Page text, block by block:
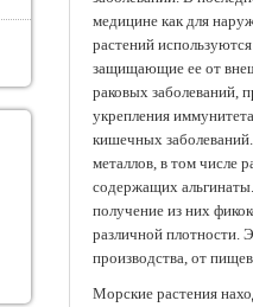
медицине как для
растений
защищающие ее от
раковых заболеваний,
укрепления
кишечных
металлов, в том числе
содержащих
получение из них
различной плотности.
производства, от
Морские растения